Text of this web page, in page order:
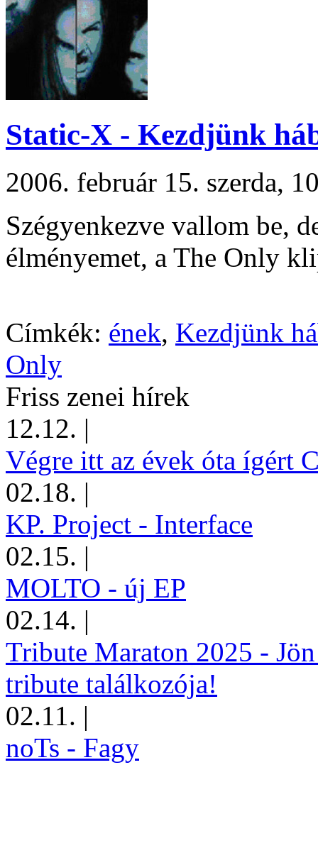
Static-X - Kezdjünk
2006. február 15. szerda,
Szégyenkezve vallom be,
élményemet, a The Only
Címkék: ének, Kezdjünk
Only
Friss zenei hírek
12.12. |
Végre itt az évek óta ígért
02.18. |
KP. Project - Interface
02.15. |
MOLTO - új EP
02.14. |
Tribute Maraton 2025 -
tribute találkozója!
02.11. |
noTs - Fagy